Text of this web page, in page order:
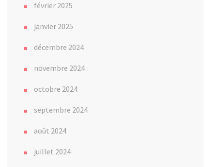
février 2025
janvier 2025
décembre 2024
novembre 2024
octobre 2024
septembre 2024
août 2024
juillet 2024